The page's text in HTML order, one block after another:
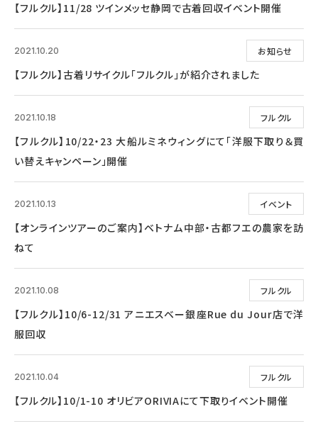
【フルクル】11/28 ツインメッセ静岡で古着回収イベント開催
お知らせ
2021.10.20
【フルクル】古着リサイクル「フルクル」が紹介されました
フルクル
2021.10.18
【フルクル】10/22・23 大船ルミネウィングにて「洋服下取り＆買
い替えキャンペーン」開催
イベント
2021.10.13
【オンラインツアーのご案内】ベトナム中部・古都フエの農家を訪
ねて
フルクル
2021.10.08
【フルクル】10/6-12/31 アニエスベー銀座Rue du Jour店で洋
服回収
フルクル
2021.10.04
【フルクル】10/1-10 オリビアORIVIAにて下取りイベント開催